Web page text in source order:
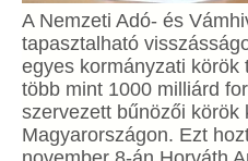
A Nemzeti Adó- és
tapasztalható
egyes kormányzati körök
több mint 1000 milliárd
szervezett bűnözői körök
Magyarországon. Ezt